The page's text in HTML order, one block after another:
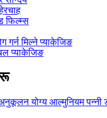
फिल्म्स
गर्न मिल्ने प्याकेजिङ
प्याकेजिङ